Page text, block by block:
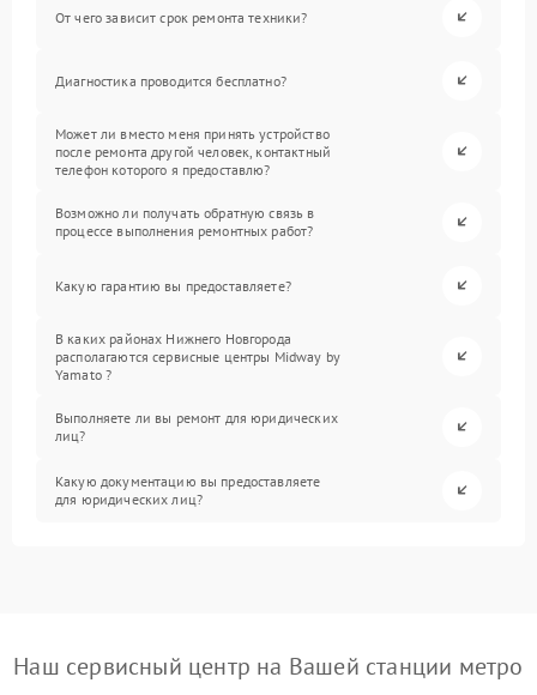
От чего зависит срок ремонта техники?
Диагностика проводится бесплатно?
Может ли вместо меня принять устройство
после ремонта другой человек, контактный
телефон которого я предоставлю?
Возможно ли получать обратную связь в
процессе выполнения ремонтных работ?
Какую гарантию вы предоставляете?
В каких районах Нижнего Новгорода
располагаются сервисные центры Midway by
Yamato ?
Выполняете ли вы ремонт для юридических
лиц?
Какую документацию вы предоставляете
для юридических лиц?
Наш сервисный центр на Вашей станции метро